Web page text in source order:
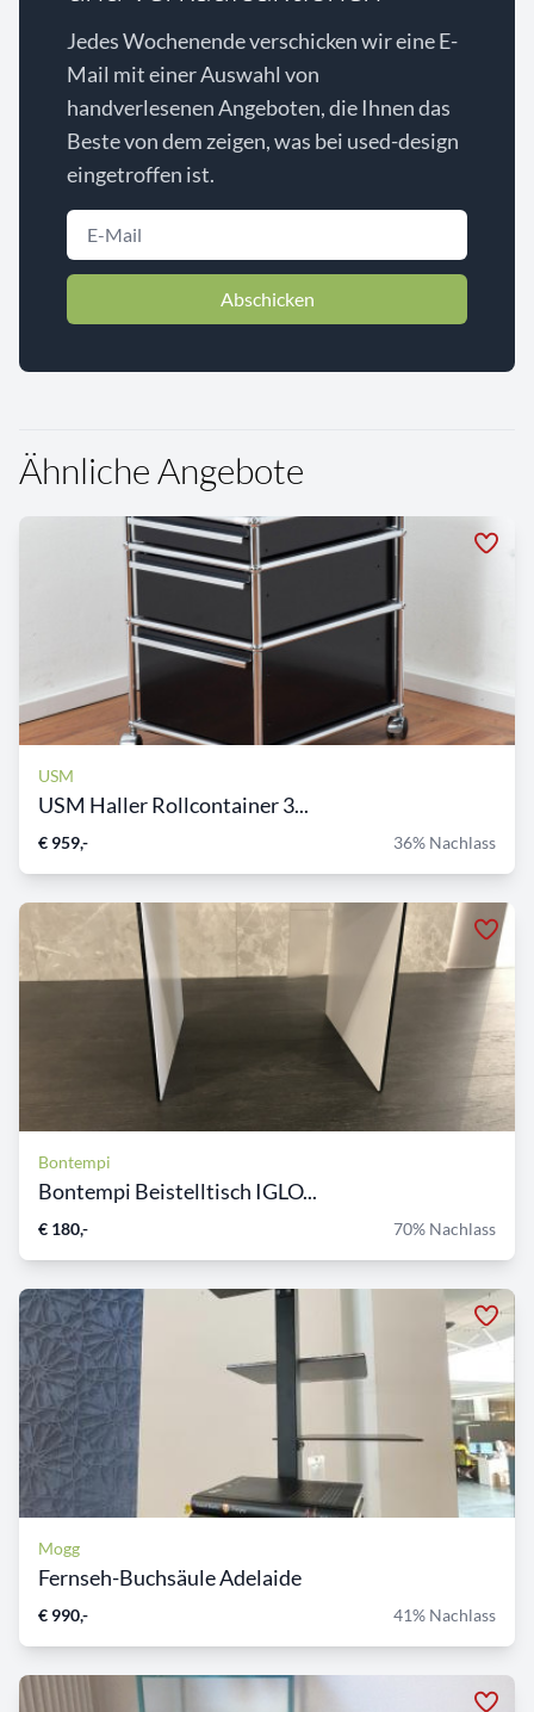
Jedes Wochenende verschicken wir eine E-
Mail mit einer Auswahl von
handverlesenen Angeboten, die Ihnen das
Beste von dem zeigen, was bei used-design
eingetroffen ist.
Abschicken
Ähnliche Angebote
USM
USM Haller Rollcontainer 3...
€ 959,- 36% Nachlass
Bontempi
Bontempi Beistelltisch IGLO...
€ 180,- 70% Nachlass
Mogg
Fernseh-Buchsäule Adelaide
€ 990,- 41% Nachlass